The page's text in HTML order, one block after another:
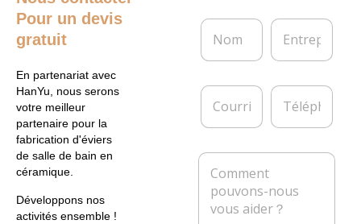
Pour un devis
gratuit
En partenariat avec
HanYu, nous serons
votre meilleur
partenaire pour la
fabrication d'éviers
de salle de bain en
céramique.
Développons nos
activités ensemble !
N
m
E
t
e
i
C
u
r
T
l
p
n
e
M